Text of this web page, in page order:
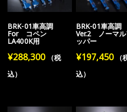
BRK-01車高調
For コペン
LA400K用
¥288,300
（税
込）
BRK-01車高調
Ver.2 ノーマ
ッパー
¥197,450
（
込）